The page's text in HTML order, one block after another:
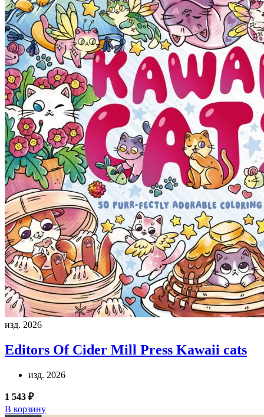
изд. 2026
Editors Of Cider Mill Press Kawaii cats
изд. 2026
1 543 ₽
В корзину